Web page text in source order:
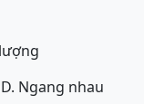
D. Ngang nhau